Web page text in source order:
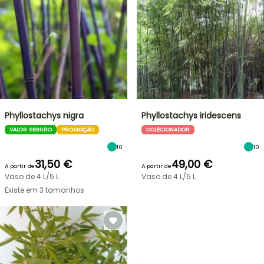
Phyllostachys nigra
VALOR SEGURO PROMOÇÃO
10
A partir de31,50 €
Vaso de 4 L/5 L
Existe em 3 tamanhos
Phyllostachys iridescens
COLECIONADOR
10
A partir de49,00 €
Vaso de 4 L/5 L